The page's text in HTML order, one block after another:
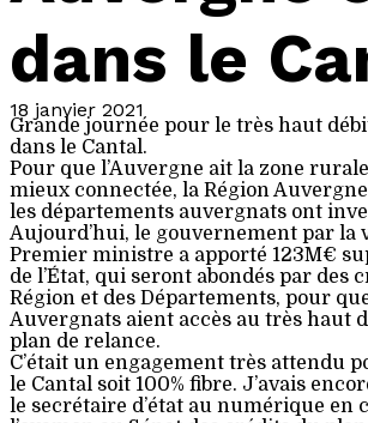
dans le
18 janvier 2021
Grande journée pour le très haut
dans le Cantal.
Pour que l’Auvergne ait la zone
mieux connectée, la Région
les départements auvergnats ont
Aujourd’hui, le gouvernement par la
Premier ministre a apporté 123M€
de l’État, qui seront abondés par des
Région et des Départements, pour
Auvergnats aient accès au très haut
plan de relance.
C’était un engagement très attendu
le Cantal soit 100% fibre. J’avais
le secrétaire d’état au numérique en